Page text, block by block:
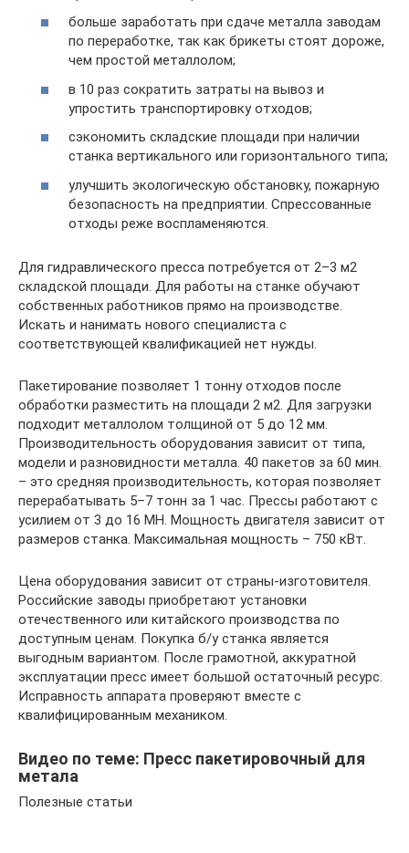
больше заработать при сдаче металла заводам
по переработке, так как брикеты стоят дороже,
чем простой металлолом;
в 10 раз сократить затраты на вывоз и
упростить транспортировку отходов;
сэкономить складские площади при наличии
станка вертикального или горизонтального типа;
улучшить экологическую обстановку, пожарную
безопасность на предприятии. Спрессованные
отходы реже воспламеняются.
Для гидравлического пресса потребуется от 2–3 м2
складской площади. Для работы на станке обучают
собственных работников прямо на производстве.
Искать и нанимать нового специалиста с
соответствующей квалификацией нет нужды.
Пакетирование позволяет 1 тонну отходов после
обработки разместить на площади 2 м2. Для загрузки
подходит металлолом толщиной от 5 до 12 мм.
Производительность оборудования зависит от типа,
модели и разновидности металла. 40 пакетов за 60 мин.
– это средняя производительность, которая позволяет
перерабатывать 5–7 тонн за 1 час. Прессы работают с
усилием от 3 до 16 МН. Мощность двигателя зависит от
размеров станка. Максимальная мощность – 750 кВт.
Цена оборудования зависит от страны-изготовителя.
Российские заводы приобретают установки
отечественного или китайского производства по
доступным ценам. Покупка б/у станка является
выгодным вариантом. После грамотной, аккуратной
эксплуатации пресс имеет большой остаточный ресурс.
Исправность аппарата проверяют вместе с
квалифицированным механиком.
Видео по теме: Пресс пакетировочный для
метала
Полезные статьи